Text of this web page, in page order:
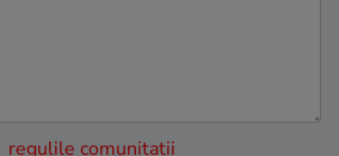
regulile comunitatii